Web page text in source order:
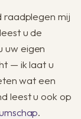
raadplegen mij
u de
uw eigen
— ik laat u
wat een
leest u ook op
.